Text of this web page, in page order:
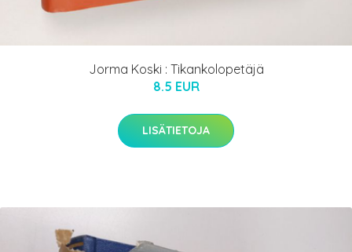
Jorma Koski : Tikankolopetäjä
8.5 EUR
LISÄTIETOJA